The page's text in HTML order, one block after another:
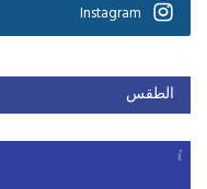
Instagram
الطقس